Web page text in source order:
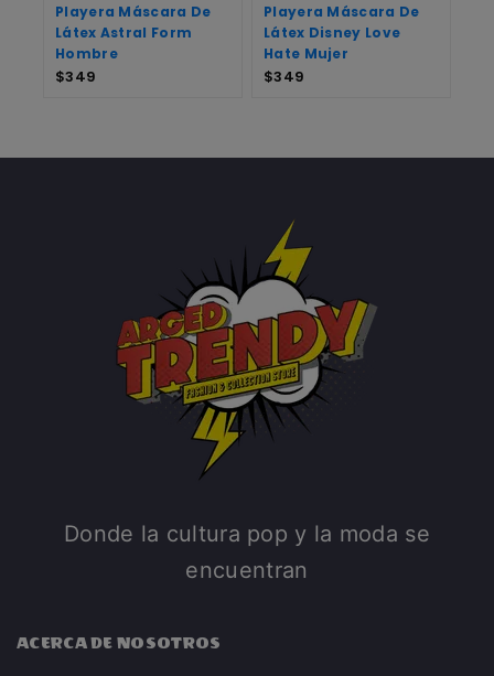
Playera Máscara De
Látex Astral Form
Hombre
$349
Playera Máscara De
Látex Disney Love
Hate Mujer
$349
Donde la cultura pop y la moda se
encuentran
ACERCA DE NOSOTROS